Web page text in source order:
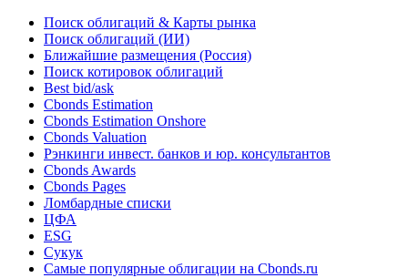
Поиск облигаций & Карты рынка
Поиск облигаций (ИИ)
Ближайшие размещения (Россия)
Поиск котировок облигаций
Best bid/ask
Cbonds Estimation
Cbonds Estimation Onshore
Cbonds Valuation
Рэнкинги инвест. банков и юр. консультантов
Cbonds Awards
Cbonds Pages
Ломбардные списки
ЦФА
ESG
Сукук
Самые популярные облигации на Cbonds.ru